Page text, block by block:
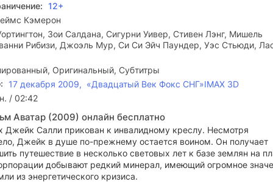
12+
Кэмерон
Зои Салдана, Сигурни Уивер, Стивен Лэнг, Мишель
Рибизи, Джоэль Мур, Си Си Эйч Паундер, Уэс Стьюди,
Оригинальный, Субтитры
17 декабря 2009, «Двадцатый Век Фокс СНГ»IMAX 3D
/ 02:42
Аватар (2009) онлайн бесплатно
Салли прикован к инвалидному креслу. Несмотря
Джейк в душе по-прежнему остается воином. Он получает
путешествие в несколько световых лет к базе землян на
добывают редкий минерал, имеющий огромное
из энергетического кризиса.